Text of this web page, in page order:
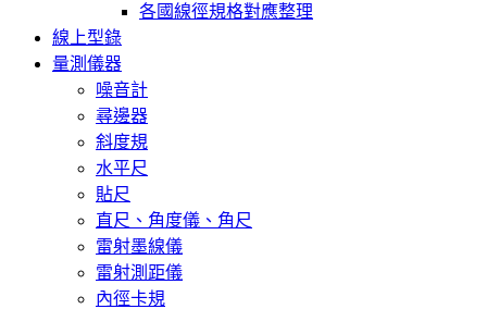
各國線徑規格對應整理
線上型錄
量測儀器
噪音計
尋邊器
斜度規
水平尺
貼尺
直尺、角度儀、角尺
雷射墨線儀
雷射測距儀
內徑卡規